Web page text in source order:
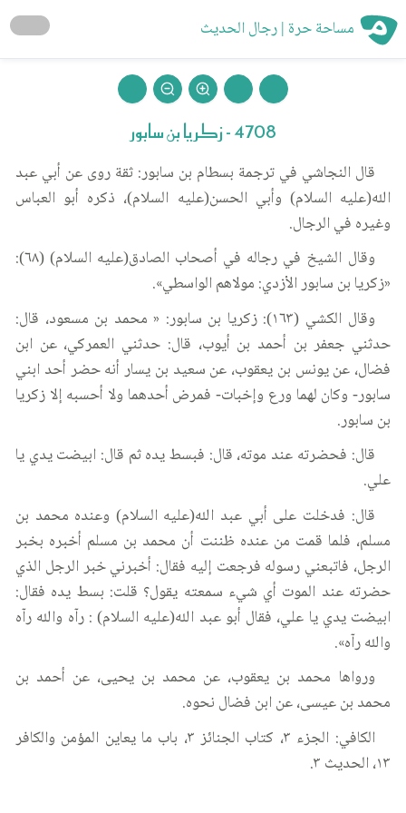
مساحة حرة | رجال الحديث
4708 - زكريا بن سابور
قال النجاشي في ترجمة بسطام بن سابور: ثقة روى عن أبي عبد
الله(عليه السلام) وأبي الحسن(عليه السلام)، ذكره أبو العباس
وغيره في الرجال.
وقال الشيخ في رجاله في أصحاب الصادق(عليه السلام) (٦٨):
«زكريا بن سابور الأزدي: مولاهم الواسطي».
وقال الكشي (١٦٣): زكريا بن سابور: « محمد بن مسعود، قال:
حدثني جعفر بن أحمد بن أيوب، قال: حدثني العمركي، عن ابن
فضال، عن يونس بن يعقوب، عن سعيد بن يسار أنه حضر أحد ابني
سابور- وكان لهما ورع وإخبات- فمرض أحدهما ولا أحسبه إلا زكريا
بن سابور.
قال: فحضرته عند موته، قال: فبسط يده ثم قال: ابيضت يدي يا
علي.
قال: فدخلت على أبي عبد الله(عليه السلام) وعنده محمد بن
مسلم، فلما قمت من عنده ظننت أن محمد بن مسلم أخبره بخبر
الرجل، فاتبعني رسوله فرجعت إليه فقال: أخبرني خبر الرجل الذي
حضرته عند الموت أي شيء سمعته يقول؟ قلت: بسط يده فقال:
ابيضت يدي يا علي، فقال أبو عبد الله(عليه السلام) : رآه والله رآه
والله رآه».
ورواها محمد بن يعقوب، عن محمد بن يحيى، عن أحمد بن
محمد بن عيسى، عن ابن فضال نحوه.
الكافي: الجزء ٣، كتاب الجنائز ٣، باب ما يعاين المؤمن والكافر
١٣، الحديث ٣.